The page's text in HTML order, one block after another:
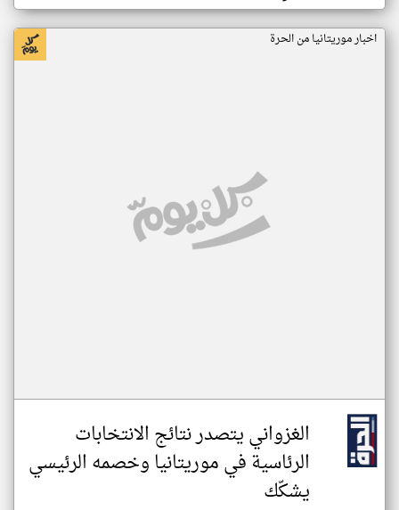
اخبار موريتانيا من الحرة
الغزواني يتصدر نتائج الانتخابات
الرئاسية في موريتانيا وخصمه الرئيسي
يشكّك